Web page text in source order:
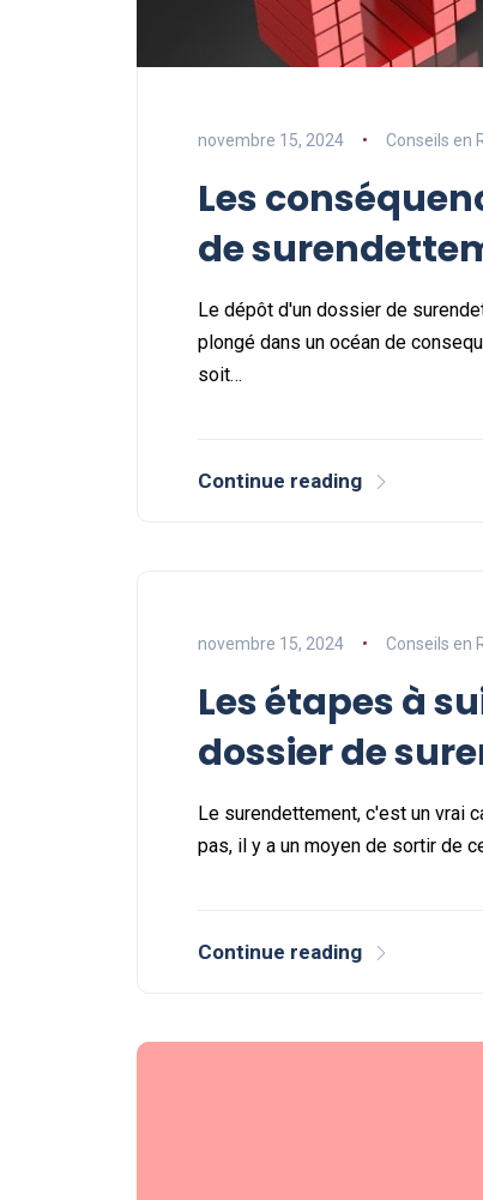
novembre 15, 2024 Conseils en
Les
de
Le dépôt d'un dossier de
plongé dans un océan de
soit…
Continue reading
novembre 15, 2024 Conseils en
Les étapes à
dossier de
Le surendettement, c'est un vrai
pas, il y a un moyen de sortir de
Continue reading